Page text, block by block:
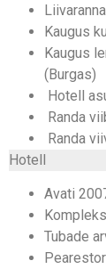
Kaugus
Kaugus
(Burgas)
Hotell
Randa
Randa
Hotell
Avati
Tubade